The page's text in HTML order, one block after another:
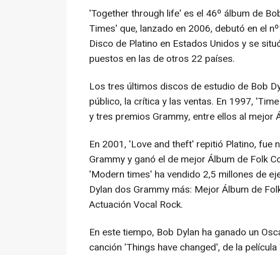
'Together through life' es el 46º álbum de
Times' que, lanzado en 2006, debutó en el
Disco de Platino en Estados Unidos y se
puestos en las de otros 22 países.
Los tres últimos discos de estudio de Bob
público, la crítica y las ventas. En 1997,
y tres premios Grammy, entre ellos al mejor
En 2001, 'Love and theft' repitió Platino, fue
Grammy y ganó el de mejor Álbum de Folk
'Modern times' ha vendido 2,5 millones de
Dylan dos Grammy más: Mejor Álbum de
Actuación Vocal Rock.
En este tiempo, Bob Dylan ha ganado un
canción 'Things have changed', de la